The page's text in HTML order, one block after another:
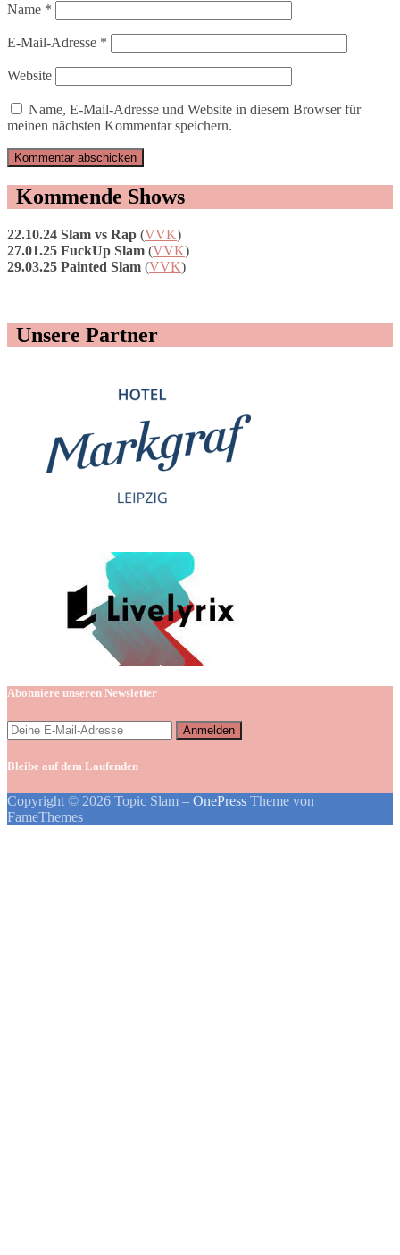
Name *
E-Mail-Adresse *
Website
Name, E-Mail-Adresse und Website in diesem Browser für
meinen nächsten Kommentar speichern.
Kommende Shows
22.10.24 Slam vs Rap (VVK)
27.01.25 FuckUp Slam (VVK)
29.03.25 Painted Slam (VVK)
Unsere Partner
Abonniere unseren Newsletter
Bleibe auf dem Laufenden
Copyright © 2026 Topic Slam – OnePress Theme von
FameThemes